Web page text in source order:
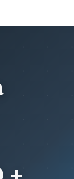
Karnym
Europejskiej o